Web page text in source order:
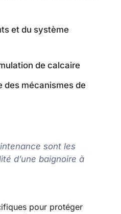
et du système
de calcaire
des mécanismes de
sont les
d’une baignoire à
pour protéger